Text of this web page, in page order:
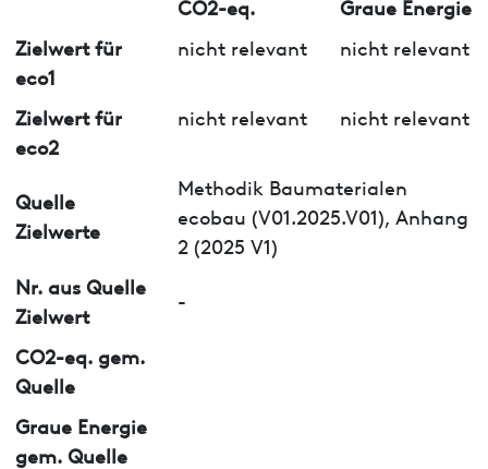
CO2-eq.
Graue Energie
Zielwert für
eco1
nicht relevant nicht relevant
Zielwert für
eco2
nicht relevant nicht relevant
Quelle
Zielwerte
Methodik Baumaterialen
ecobau (V01.2025.V01), Anhang
2 (2025 V1)
Nr. aus Quelle
Zielwert
-
CO2-eq. gem.
Quelle
Graue Energie
gem. Quelle